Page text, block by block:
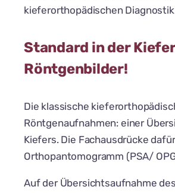
kieferorthopädischen
Standard in der
Röntgenbilder!
Die klassische
Röntgenaufnahmen: einer
Kiefers. Die Fachausdrücke
Orthopantomogramm (PSA/
Auf der Übersichtsaufnahme